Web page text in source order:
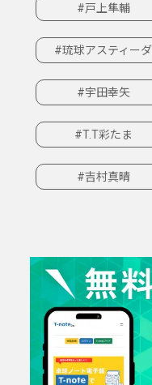
#戸上隼輔
#琉球アスティーダ
#宇田幸矢
#T.T彩たま
#吉村真晴